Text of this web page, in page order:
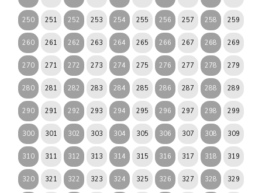
250 251 252 253 254 255 256 257 258 259
260 261 262 263 264 265 266 267 268 269
270 271 272 273 274 275 276 277 278 279
280 281 282 283 284 285 286 287 288 289
290 291 292 293 294 295 296 297 298 299
300 301 302 303 304 305 306 307 308 309
310 311 312 313 314 315 316 317 318 319
320 321 322 323 324 325 326 327 328 329